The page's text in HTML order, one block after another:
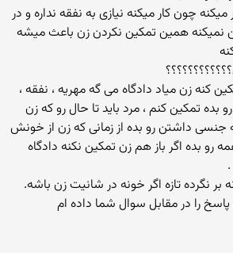
چون کار میکنه نیازی به نفقه نداره و در
نمیکنه همین تمکین نکردن زن باعث میشه
کنه زن میاد دادگاه می گه مهریه ، نفقه ،
بده تمکین کنم ، مرد باید تا حال رو که زن
داشتن رو بده از زمانی که زن از خونش
رو بده اگر باز هم زن تمکین نکنه دادگاه
بر نگرده تازه اگر خونه در شانیت زن باشه.